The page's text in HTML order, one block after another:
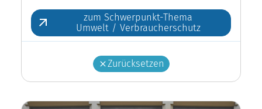
zum Schwerpunkt-Thema
Umwelt / Verbraucherschutz
Zurücksetzen